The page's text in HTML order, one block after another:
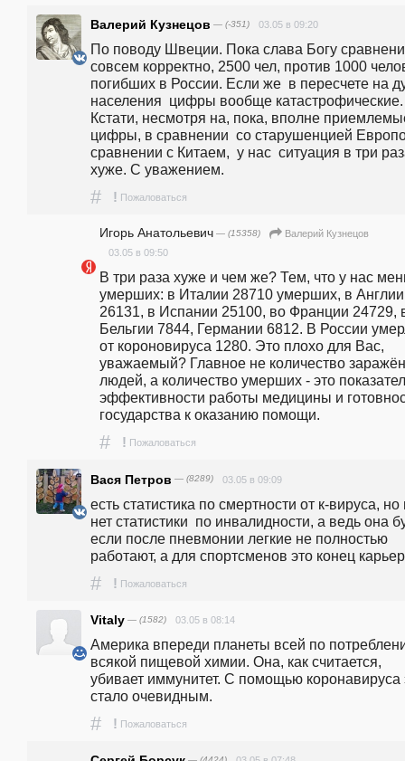
Валерий Кузнецов — (-351) 03.05 в 09:20
По поводу Швеции. Пока слава Богу
совсем корректно, 2500 чел, против 1000
погибших в России. Если же  в пересчете на
населения  цифры вообще катастрофические.
Кстати, несмотря на, пока, вполне
цифры, в сравнении  со старушенцией
сравнении с Китаем,  у нас  ситуация в три
хуже. С уважением.
# ! Пожаловаться
Игорь Анатольевич — (15358)
Валерий Кузнецов
03.05 в 09:50
В три раза хуже и чем же? Тем, что у нас
умерших: в Италии 28710 умерших, в Англии
26131, в Испании 25100, во Франции 24729,
Бельгии 7844, Германии 6812. В России
от короновируса 1280. Это плохо для Вас,
уважаемый? Главное не количество
людей, а количество умерших - это
эффективности работы медицины и
государства к оказанию помощи.
# ! Пожаловаться
Вася Петров — (8289) 03.05 в 09:09
есть статистика по смертности от к-вируса, но
нет статистики  по инвалидности, а ведь она
если после пневмонии легкие не полностью
работают, а для спортсменов это конец
# ! Пожаловаться
Vitaly — (1582) 03.05 в 08:14
Америка впереди планеты всей по
всякой пищевой химии. Она, как считается,
убивает иммунитет. С помощью коронавируса
стало очевидным.
# ! Пожаловаться